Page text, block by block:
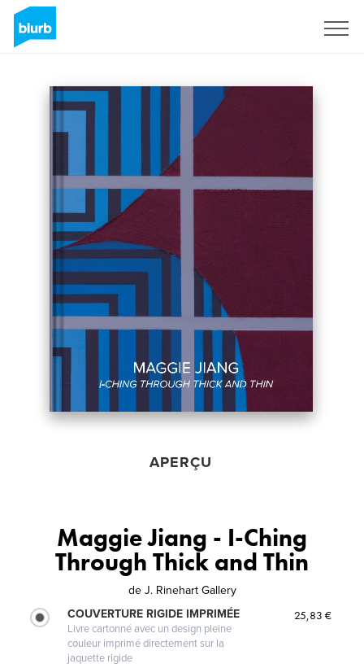
APERÇU
Maggie Jiang - I-Ching
Through Thick and Thin
de J. Rinehart Gallery
COUVERTURE RIGIDE IMPRIMÉE
Livre cartonné avec un design pleine
couleur imprimé directement sur la
jaquette rigide
25,83 €